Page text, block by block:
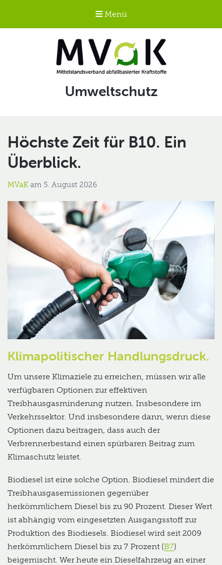
Menü
Mittelstandsverband
abfallbasierter
Kategorie:
Umweltschutz
Höchste Zeit für B10. Ein
Überblick.
MVaK am 5. August 2026
Klimapolitischer Handlungsdruck.
Um unsere Klimaziele zu erreichen, müssen wir alle
verfügbaren Optionen zur effektiven
Treibhausgasminderung nutzen. Insbesondere im
Verkehrssektor. Und insbesondere dann, wenn diese
Optionen dazu beitragen, dass auch der
Verbrennerbestand einen spürbaren Beitrag zum
Klimaschutz leistet.
Biodiesel ist eine solche Option. Biodiesel mindert die
Treibhausgasemissionen gegenüber
herkömmlichem Diesel bis zu 90 Prozent. Dieser Wert
ist abhängig vom eingesetzten Ausgangsstoff zur
Produktion des Biodiesels. Biodiesel wird seit 2009
herkömmlichem Diesel bis zu 7 Prozent (B7)
beigemischt. Wer heute ein Dieselfahrzeug an einer